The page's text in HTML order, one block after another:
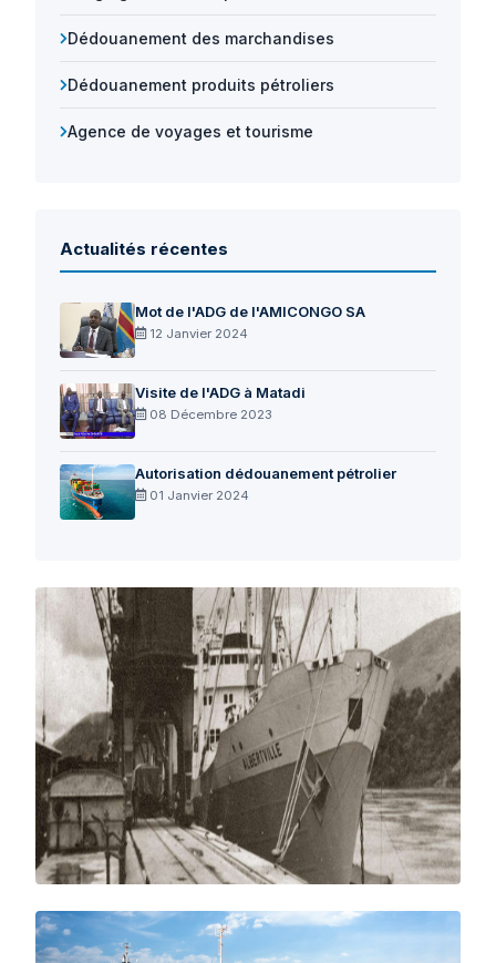
Dédouanement des marchandises
Dédouanement produits pétroliers
Agence de voyages et tourisme
Actualités récentes
Mot de l'ADG de l'AMICONGO SA
12 Janvier 2024
Visite de l'ADG à Matadi
08 Décembre 2023
Autorisation dédouanement pétrolier
01 Janvier 2024